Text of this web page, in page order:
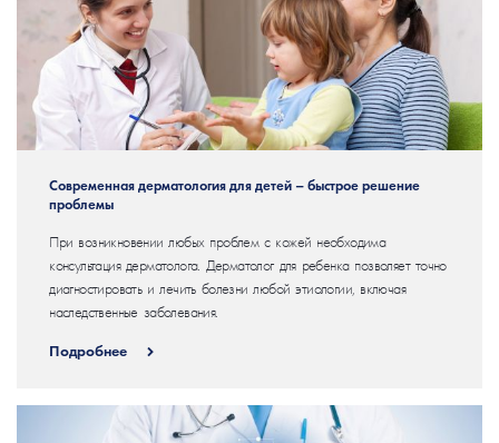
Современная дерматология для детей – быстрое решение
проблемы
При возникновении любых проблем с кожей необходима
консультация дерматолога. Дерматолог для ребенка позволяет точно
диагностировать и лечить болезни любой этиологии, включая
наследственные заболевания.
Подробнее